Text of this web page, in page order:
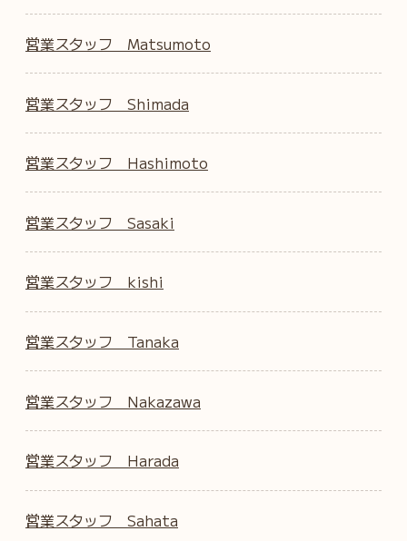
営業スタッフ Matsumoto
営業スタッフ Shimada
営業スタッフ Hashimoto
営業スタッフ Sasaki
営業スタッフ kishi
営業スタッフ Tanaka
営業スタッフ Nakazawa
営業スタッフ Harada
営業スタッフ Sahata